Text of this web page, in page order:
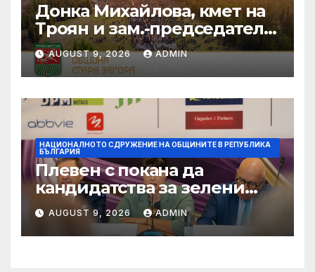
Донка Михайлова, кмет на
Троян и зам.-председател
на НСОРБ: Знаем какво е
произведено, как е
произведено и какво влиза
в детското меню
AUGUST 9, 2026 ADMIN
НАЦИОНАЛНОТО СДРУЖЕНИЕ НА ОБЩИНИТЕ В РЕПУБЛИКА
БЪЛГАРИЯ
Плевен с покана да
кандидатства за зелени
инвестиции в градска
среда
AUGUST 9, 2026 ADMIN